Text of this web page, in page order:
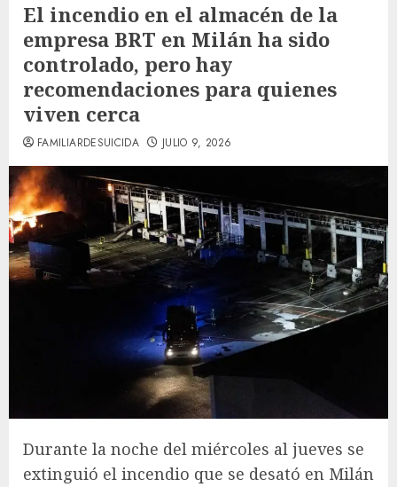
El incendio en el almacén de la
empresa BRT en Milán ha sido
controlado, pero hay
recomendaciones para quienes
viven cerca
FAMILIARDESUICIDA JULIO 9, 2026
Durante la noche del miércoles al jueves se
extinguió el incendio que se desató en Milán